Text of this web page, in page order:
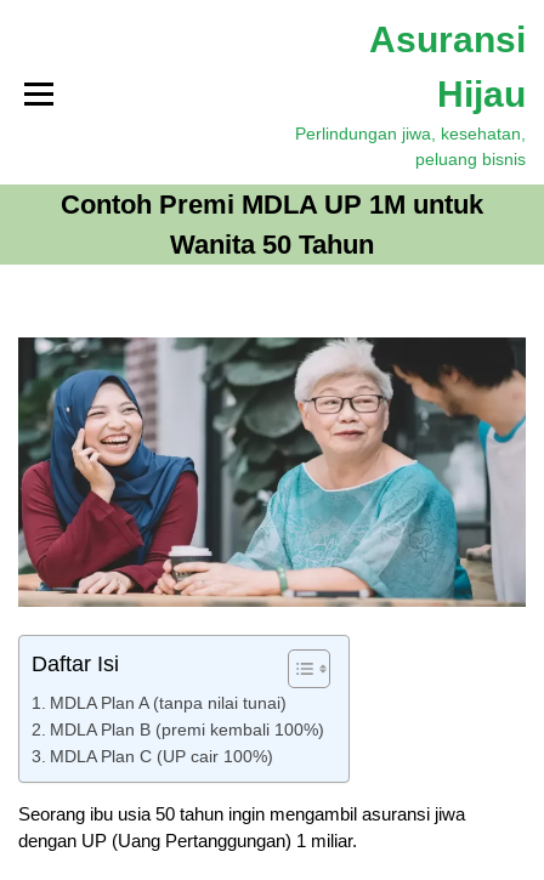
Asuransi
Hijau
Perlindungan jiwa, kesehatan,
peluang bisnis
Contoh Premi MDLA UP 1M untuk
Wanita 50 Tahun
Daftar Isi
MDLA Plan A (tanpa nilai tunai)
MDLA Plan B (premi kembali 100%)
MDLA Plan C (UP cair 100%)
Seorang ibu usia 50 tahun ingin mengambil asuransi jiwa
dengan UP (Uang Pertanggungan) 1 miliar.